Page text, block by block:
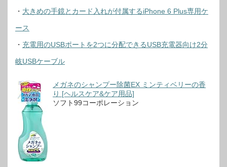
・ 大きめの手鏡とカード入れが付属するiPhone 6 Plus専用ケ
ース
・ 充電用のUSBポートを2つに分配できるUSB充電器向け2分
岐USBケーブル
メガネのシャンプー除菌EX ミンティベリーの香
り [ヘルスケア&ケア用品]
ソフト99コーポレーション